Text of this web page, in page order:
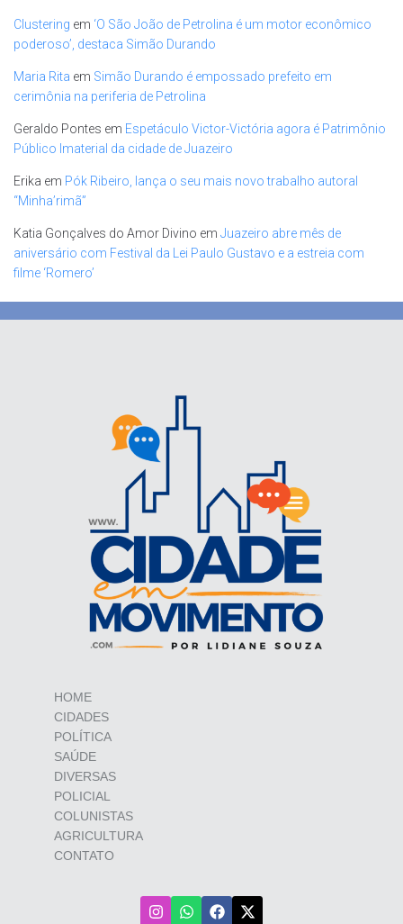
Clustering em ‘O São João de Petrolina é um motor econômico
poderoso’, destaca Simão Durando
Maria Rita em Simão Durando é empossado prefeito em
cerimônia na periferia de Petrolina
Geraldo Pontes em Espetáculo Victor-Victória agora é Patrimônio
Público Imaterial da cidade de Juazeiro
Erika em Pók Ribeiro, lança o seu mais novo trabalho autoral
“Minha’rimã”
Katia Gonçalves do Amor Divino em Juazeiro abre mês de
aniversário com Festival da Lei Paulo Gustavo e a estreia com
filme ‘Romero’
HOME
CIDADES
POLÍTICA
SAÚDE
DIVERSAS
POLICIAL
COLUNISTAS
AGRICULTURA
CONTATO